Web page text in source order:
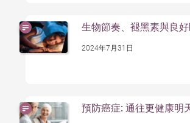
生物節奏、褪黑素與良
2024年7月31日
預防癌症: 通往更健康明